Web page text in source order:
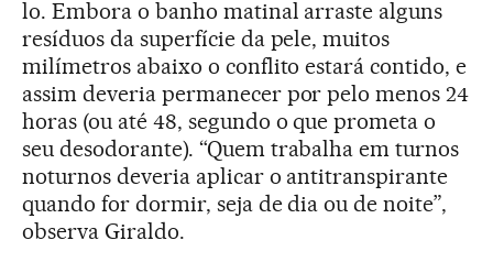
lo. Embora o banho matinal arraste alguns
resíduos da superfície da pele, muitos
milímetros abaixo o conflito estará contido, e
assim deveria permanecer por pelo menos 24
horas (ou até 48, segundo o que prometa o
seu desodorante). “Quem trabalha em turnos
noturnos deveria aplicar o antitranspirante
quando for dormir, seja de dia ou de noite”,
observa Giraldo.